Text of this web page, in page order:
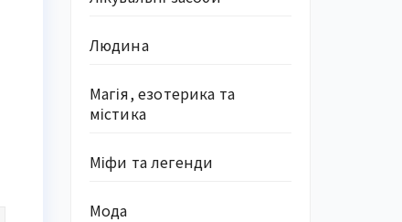
Людина
Магія, езотерика та
містика
Міфи та легенди
Мода